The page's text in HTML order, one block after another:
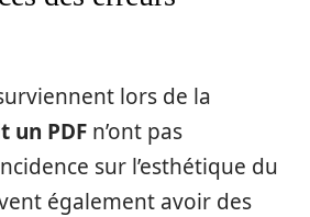
lors de la
un PDF n’ont pas
sur l’esthétique du
également avoir des